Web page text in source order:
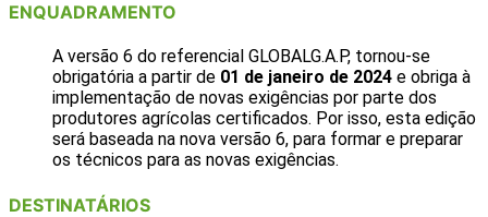
ENQUADRAMENTO
A versão 6 do referencial GLOBALG.A.P, tornou-se
obrigatória a partir de 01 de janeiro de 2024 e obriga à
implementação de novas exigências por parte dos
produtores agrícolas certificados. Por isso, esta edição
será baseada na nova versão 6, para formar e preparar
os técnicos para as novas exigências.
DESTINATÁRIOS